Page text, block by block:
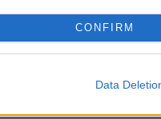
CONFIRM
Data